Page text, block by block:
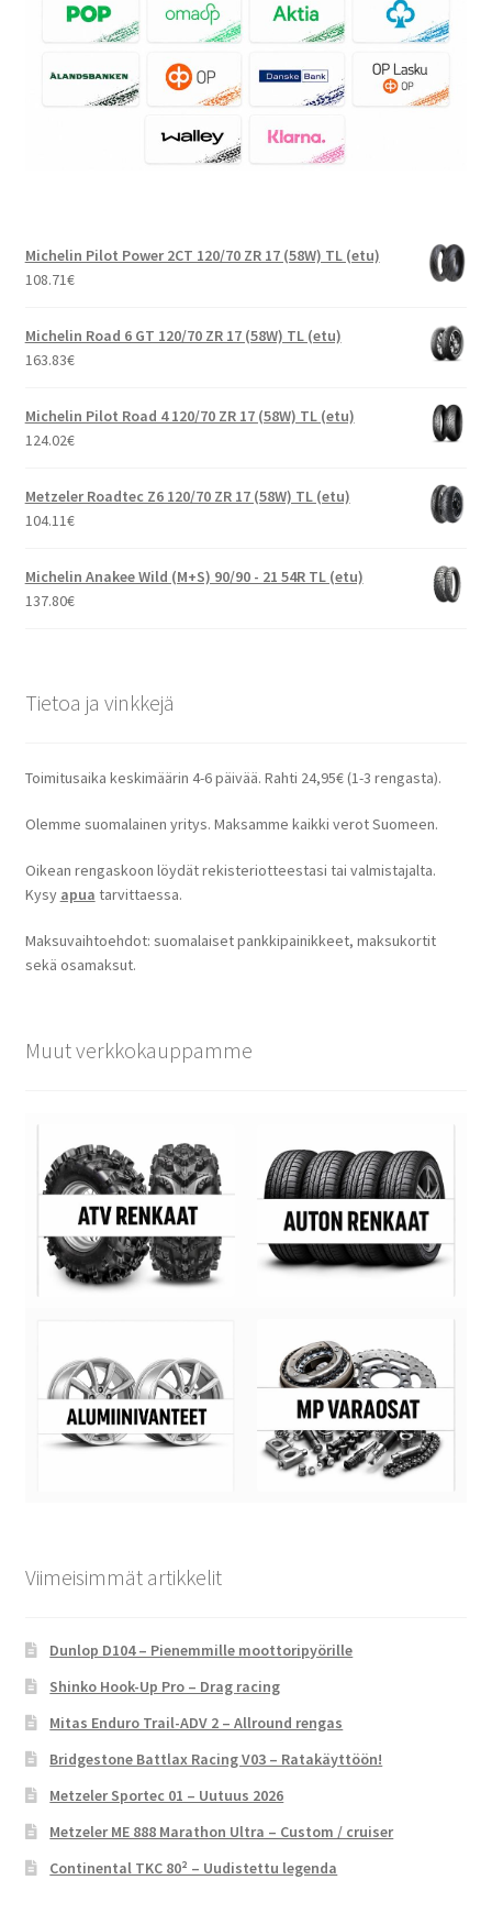
Michelin Pilot Power 2CT 120/70 ZR 17 (58W) TL (etu)
108.71€
Michelin Road 6 GT 120/70 ZR 17 (58W) TL (etu)
163.83€
Michelin Pilot Road 4 120/70 ZR 17 (58W) TL (etu)
124.02€
Metzeler Roadtec Z6 120/70 ZR 17 (58W) TL (etu)
104.11€
Michelin Anakee Wild (M+S) 90/90 - 21 54R TL (etu)
137.80€
Tietoa ja vinkkejä
Toimitusaika keskimäärin 4-6 päivää. Rahti 24,95€ (1-3 rengasta).
Olemme suomalainen yritys. Maksamme kaikki verot Suomeen.
Oikean rengaskoon löydät rekisteriotteestasi tai valmistajalta.
Kysy apua tarvittaessa.
Maksuvaihtoehdot: suomalaiset pankkipainikkeet, maksukortit
sekä osamaksut.
Muut verkkokauppamme
Viimeisimmät artikkelit
Dunlop D104 – Pienemmille moottoripyörille
Shinko Hook-Up Pro – Drag racing
Mitas Enduro Trail-ADV 2 – Allround rengas
Bridgestone Battlax Racing V03 – Ratakäyttöön!
Metzeler Sportec 01 – Uutuus 2026
Metzeler ME 888 Marathon Ultra – Custom / cruiser
Continental TKC 80² – Uudistettu legenda